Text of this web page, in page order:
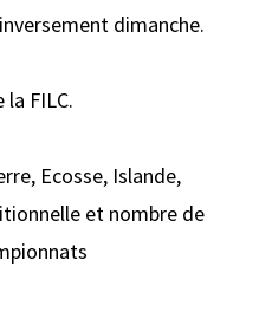
dimanche.
FILC.
Ecosse, Islande,
et nombre de